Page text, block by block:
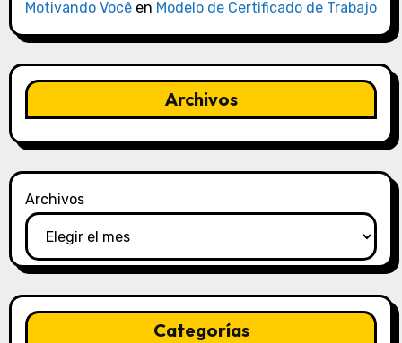
Motivando Vocêen Modelo de Certificado de Trabajo
Archivos
Archivos
Categorías